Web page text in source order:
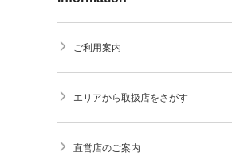
ご利用案内
エリアから取扱店をさがす
直営店のご案内